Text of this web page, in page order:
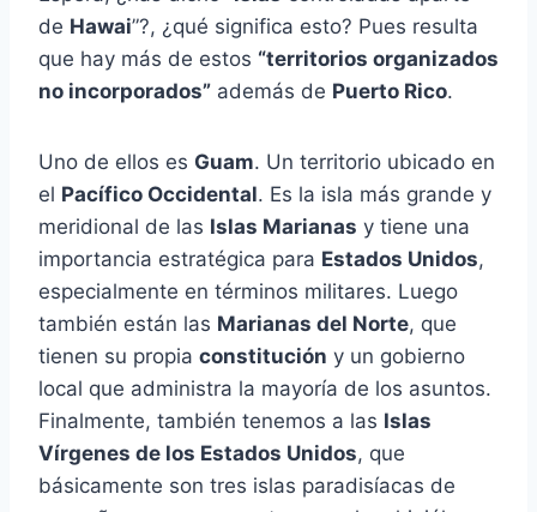
de Hawai”?, ¿qué significa esto? Pues resulta
que hay más de estos “territorios organizados
no incorporados” además de Puerto Rico.
Uno de ellos es Guam. Un territorio ubicado en
el Pacífico Occidental. Es la isla más grande y
meridional de las Islas Marianas y tiene una
importancia estratégica para Estados Unidos,
especialmente en términos militares. Luego
también están las Marianas del Norte, que
tienen su propia constitución y un gobierno
local que administra la mayoría de los asuntos.
Finalmente, también tenemos a las Islas
Vírgenes de los Estados Unidos, que
básicamente son tres islas paradisíacas de